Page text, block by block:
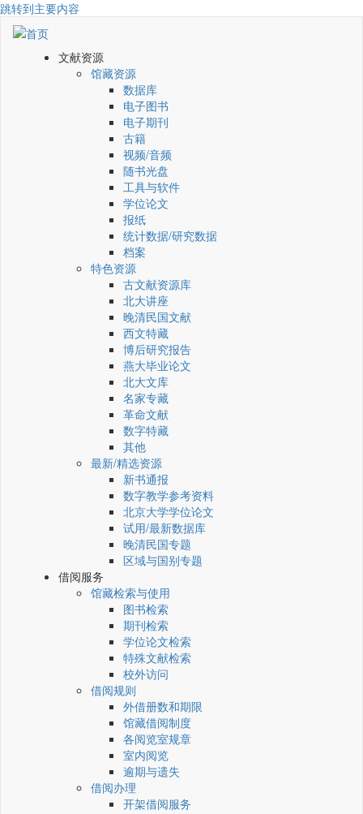
跳转到主要内容
文献资源
馆藏资源
数据库
电子图书
电子期刊
古籍
视频/音频
随书光盘
工具与软件
学位论文
报纸
统计数据/研究数据
档案
特色资源
古文献资源库
北大讲座
晚清民国文献
西文特藏
博后研究报告
燕大毕业论文
北大文库
名家专藏
革命文献
数字特藏
其他
最新/精选资源
新书通报
数字教学参考资料
北京大学学位论文
试用/最新数据库
晚清民国专题
区域与国别专题
借阅服务
馆藏检索与使用
图书检索
期刊检索
学位论文检索
特殊文献检索
校外访问
借阅规则
外借册数和期限
馆藏借阅制度
各阅览室规章
室内阅览
逾期与遗失
借阅办理
开架借阅服务